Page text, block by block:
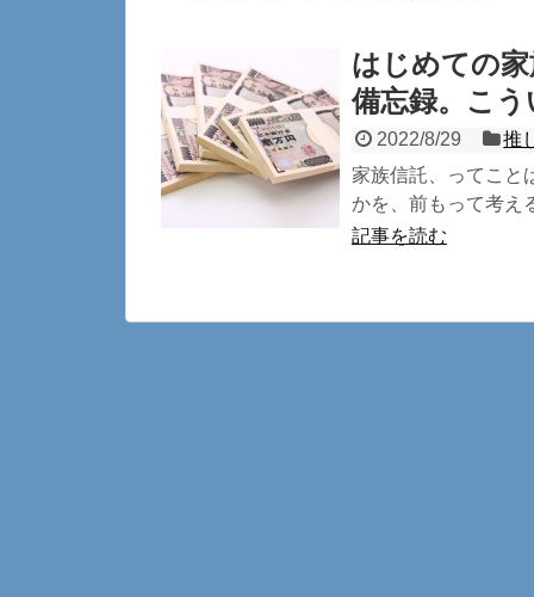
はじめての
備忘録。こ
2022/8/29
推
家族信託、ってこと
かを、前もって考え
記事を読む